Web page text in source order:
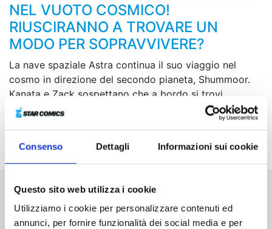
Consenso Dettagli Informazioni sui cookie
Questo sito web utilizza i cookie
Utilizziamo i cookie per personalizzare contenuti ed
annunci, per fornire funzionalità dei social media e per
NEL VUOTO COSMICO!
RIUSCIRANNO A TROVARE UN
MODO PER SOPRAVVIVERE?
La nave spaziale Astra continua il suo viaggio nel
cosmo in direzione del secondo pianeta, Shummoor.
Kanata e Zack sospettano che a bordo si trovi
l’individuo che ha sabotato il comunicatore e una frase
casuale di Funicia trasforma il dubbio in certezza!
Altri volumi della serie